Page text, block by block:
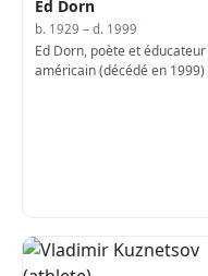
Ed Dorn
b. 1929 – d. 1999
Ed Dorn, poète et éducateur
américain (décédé en 1999)